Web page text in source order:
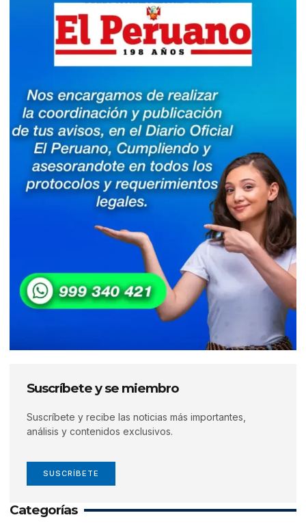
Suscríbete y se miembro
Suscríbete y recibe las noticias más importantes,
análisis y contenidos exclusivos.
SUSCRÍBETE
Categorías